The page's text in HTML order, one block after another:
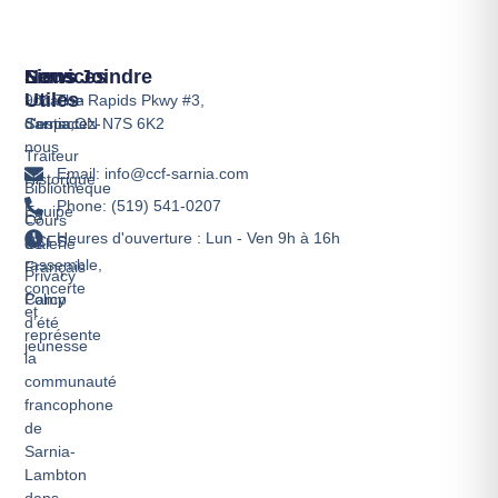
Le
CCFS
rassemble,
concerte
et
représente
la
communauté
francophone
de
Sarnia-
Lambton
Services
Location
d'espace
Traiteur
Bibliothèque
Cours
de
Français
Camp
d’été
jeunesse
Liens
Utiles
Contactez-
nous
Historique
Équipe
Galerie
Privacy
Policy
Nous Joindre
901 The Rapids Pkwy #3,
Sarnia,ON N7S 6K2
Email: info@ccf-sarnia.com
Phone: (519) 541-0207
Heures d'ouverture : Lun - Ven 9h à 16h